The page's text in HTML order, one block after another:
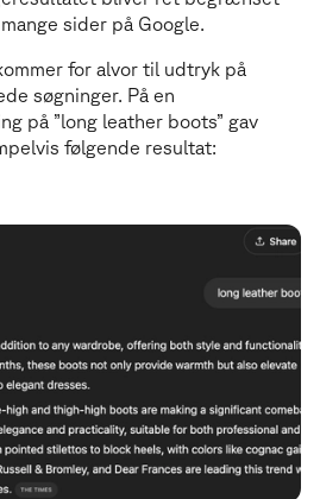
sider på Google.
for alvor til udtryk på
søgninger. På en
på ”long leather boots” gav
følgende resultat: